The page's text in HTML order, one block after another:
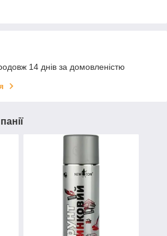
14 днів за домовленістю